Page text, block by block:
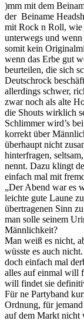
)mm mit dem
der Beiname
mit Rock n Roll, wie
unterwegs und
somit kein
wenn das Erbe gut
beurteilen, die sich
Deutschrock
allerdings schwer,
zwar noch als alte
die Shouts wirklich
Schlimmer wird’s
korrekt über
überhaupt nicht
hinterfragen,
nennt. Dazu klingt
einfach mal mit
„Der Abend war es
leichte gute Laune
übertragenen Sinn
man solle seinem
Männlichkeit?
Man weiß es nicht,
wüsste es auch
doch einfach mal
alles auf einmal will
will findet sie
Für ne Partyband
Ordnung, für
auf dem Markt nicht